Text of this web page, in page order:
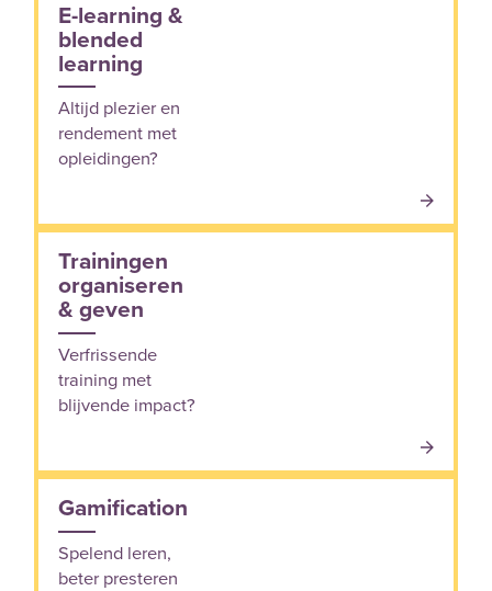
E-learning &
blended
learning
Altijd plezier en
rendement met
opleidingen?
Trainingen
organiseren
& geven
Verfrissende
training met
blijvende impact?
Gamification
Spelend leren,
beter presteren